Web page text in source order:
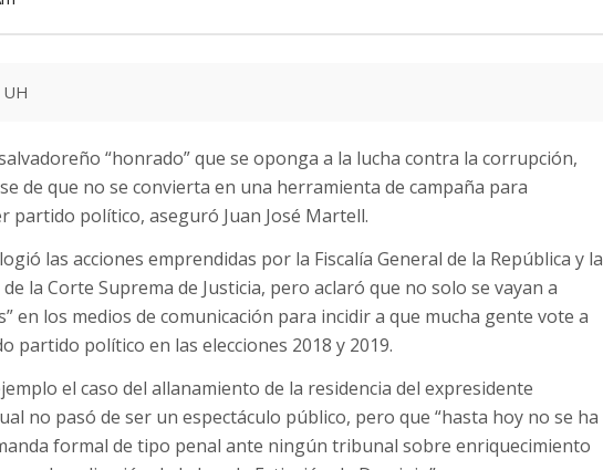
UH
“honrado” que se oponga a la lucha contra la corrupción,
de que no se convierta en una herramienta de campaña para
partido político, aseguró Juan José Martell.
las acciones emprendidas por la Fiscalía General de la República y la
la Corte Suprema de Justicia, pero aclaró que no solo se vayan a
en los medios de comunicación para incidir a que mucha gente vote a
partido político en las elecciones 2018 y 2019.
el caso del allanamiento de la residencia del expresidente
no pasó de ser un espectáculo público, pero que “hasta hoy no se ha
formal de tipo penal ante ningún tribunal sobre enriquecimiento